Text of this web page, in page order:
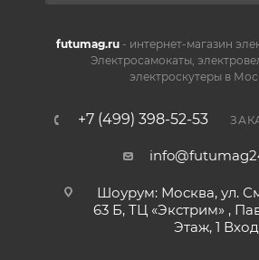
futumag.ru- интернет-магазин
Электросамокаты,
электроскутеры в
+7 (499) 398-52-53
Шоурум: Москва, ул.
63 Б, ТЦ «Экстрим» ,
Этаж, 1 Вход